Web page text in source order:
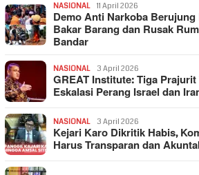
NASIONAL 11 April 2026
Demo Anti Narkoba
Bakar Barang dan Rusak
Bandar
NASIONAL 3 April 2026
GREAT Institute: Tiga
Eskalasi Perang Israel dan
NASIONAL 3 April 2026
Kejari Karo Dikritik Habis,
Harus Transparan dan